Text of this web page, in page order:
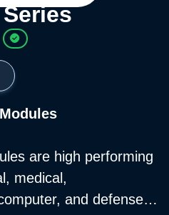
are high performing
medical,
and defense